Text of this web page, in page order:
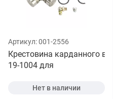
Артикул:001-2556
Крестовина карданного
19-1004 для
Нет в наличии